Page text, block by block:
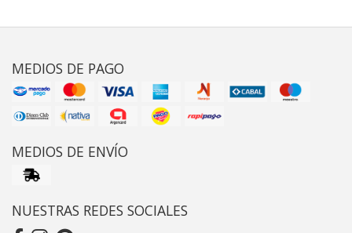
MEDIOS DE PAGO
MEDIOS DE ENVÍO
NUESTRAS REDES SOCIALES